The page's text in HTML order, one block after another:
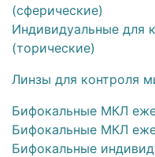
(сферические)
Индивидуальные для
(торические)
Линзы для контроля
Бифокальные МКЛ
Бифокальные МКЛ
Бифокальные